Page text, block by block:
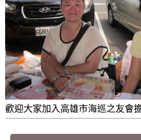
歡迎大家加入高雄市海巡之友會